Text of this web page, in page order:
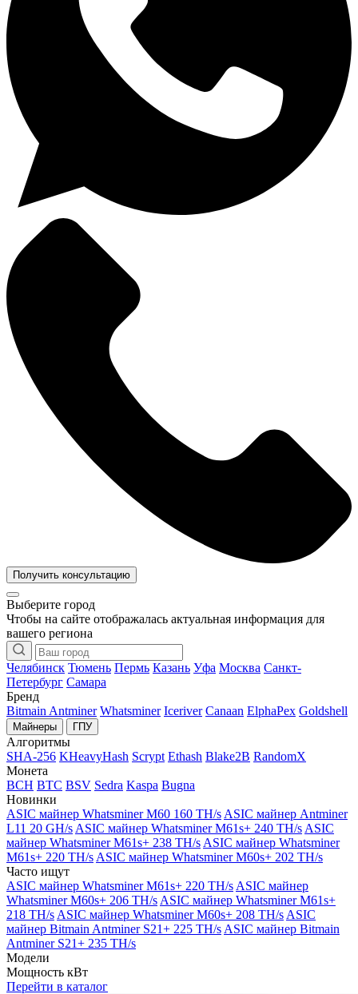
Получить консультацию
Выберите город
Чтобы на сайте отображалась актуальная информация для
вашего региона
Челябинск Тюмень Пермь Казань Уфа Москва Санкт-
Петербург Самара
Бренд
Bitmain Antminer Whatsminer Iceriver Canaan ElphaPex Goldshell
Майнеры ГПУ
Алгоритмы
SHA-256 KHeavyHash Scrypt Ethash Blake2B RandomX
Монета
BCH BTC BSV Sedra Kaspa Bugna
Новинки
ASIC майнер Whatsminer M60 160 TH/s ASIC майнер Antminer
L11 20 GH/s ASIC майнер Whatsminer M61s+ 240 TH/s ASIC
майнер Whatsminer M61s+ 238 TH/s ASIC майнер Whatsminer
M61s+ 220 TH/s ASIC майнер Whatsminer M60s+ 202 TH/s
Часто ищут
ASIC майнер Whatsminer M61s+ 220 TH/s ASIC майнер
Whatsminer M60s+ 206 TH/s ASIC майнер Whatsminer M61s+
218 TH/s ASIC майнер Whatsminer M60s+ 208 TH/s ASIC
майнер Bitmain Antminer S21+ 225 TH/s ASIC майнер Bitmain
Antminer S21+ 235 TH/s
Модели
Мощность кВт
Перейти в каталог